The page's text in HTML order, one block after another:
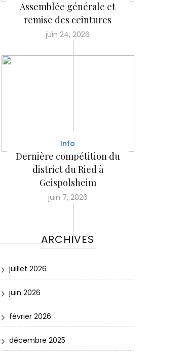
Assemblée générale et
remise des ceintures
juin 24, 2026
Info
Dernière compétition du
district du Ried à
Geispolsheim
juin 7, 2026
ARCHIVES
juillet 2026
juin 2026
février 2026
décembre 2025